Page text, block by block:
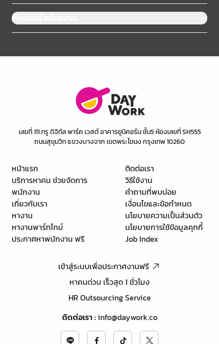
สำหรับผู้สมัครงาน
เลขที่ 111 ทรู ดิจิทัล พาร์ค เวสต์ อาคารยูนิคอร์น ชั้น5 ห้องเลขที่ SH555
ถนนสุขุมวิท แขวงบางจาก เขตพระโขนง กรุงเทพ 10260
หน้าแรก
บริการหาคน ช่วยจัดการ
พนักงาน
เกี่ยวกับเรา
หางาน
หางานพาร์ทไทม์
ประกาศหาพนักงาน ฟรี
ติดต่อเรา
วิธีใช้งาน
คำถามที่พบบ่อย
เงื่อนไขและข้อกำหนด
นโยบายความเป็นส่วนตัว
นโยบายการใช้ข้อมูลคุกกี้
Job Index
เข้าสู่ระบบเพื่อประกาศงานฟรี
หาคนด่วน เร็วสุด 1 ชั่วโมง
HR Outsourcing Service
ติดต่อเรา:info@daywork.co